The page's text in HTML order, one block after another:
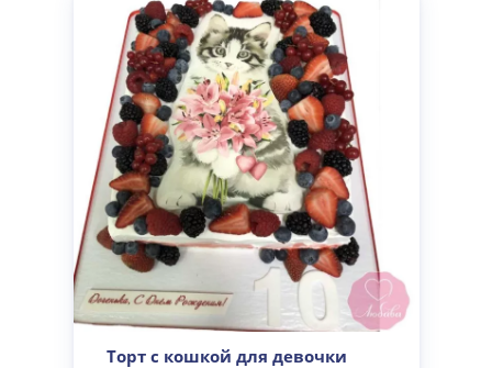
Торт с кошкой для девочки